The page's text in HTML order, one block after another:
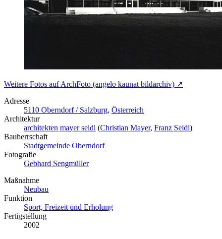
Weitere Fotos auf ArchFoto (angelo kaunat bildarchiv) ↗
Adresse
5110 Oberndorf / Salzburg, Österreich
Architektur
architekten mayer seidl (Christian Mayer, Franz Seidl)
Bauherrschaft
Stadtgemeinde Oberndorf
Fotografie
Gebhard Sengmüller
Maßnahme
Neubau
Funktion
Sport, Freizeit und Erholung
Fertigstellung
2002